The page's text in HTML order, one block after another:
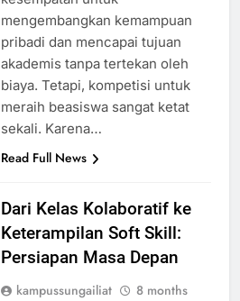
mengembangkan kemampuan
pribadi dan mencapai tujuan
akademis tanpa tertekan oleh
biaya. Tetapi, kompetisi untuk
meraih beasiswa sangat ketat
sekali. Karena…
Read Full News
Dari Kelas Kolaboratif ke
Keterampilan Soft Skill:
Persiapan Masa Depan
kampussungailiat
8 months